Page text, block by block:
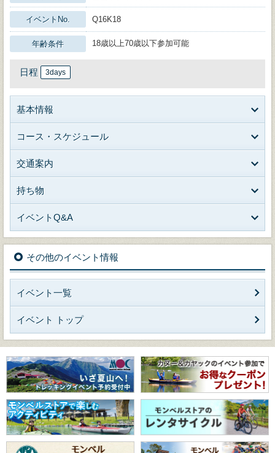
イベントNo. Q16K18
年齢条件 18歳以上70歳以下参加可能
日程 3days
基本情報
コース・スケジュール
交通案内
持ち物
イベントQ&A
その他のイベント情報
イベント一覧
イベント トップ